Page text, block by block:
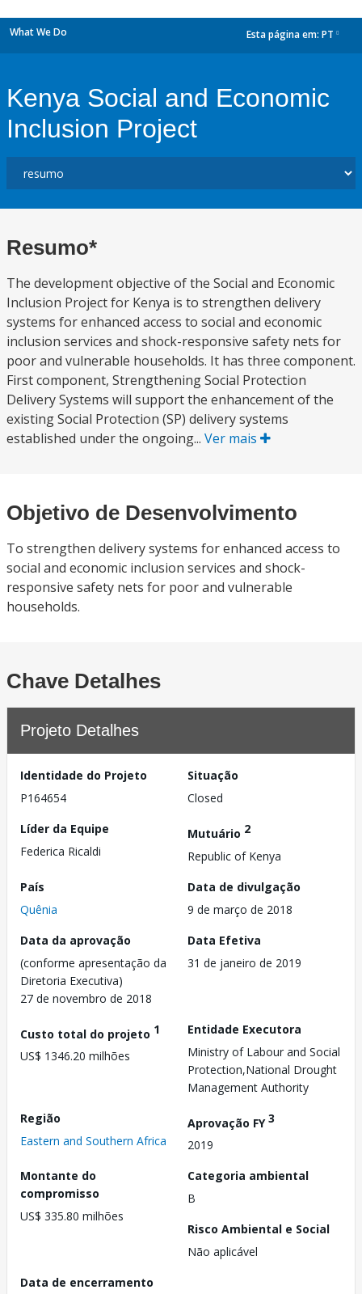
What We Do Esta página em: PT
Kenya Social and Economic
Inclusion Project
Resumo*
The development objective of the Social and Economic
Inclusion Project for Kenya is to strengthen delivery
systems for enhanced access to social and economic
inclusion services and shock-responsive safety nets for
poor and vulnerable households. It has three component.
First component, Strengthening Social Protection
Delivery Systems will support the enhancement of the
existing Social Protection (SP) delivery systems
established under the ongoing... Ver mais
Objetivo de Desenvolvimento
To strengthen delivery systems for enhanced access to
social and economic inclusion services and shock-
responsive safety nets for poor and vulnerable
households.
Chave Detalhes
Projeto Detalhes
Identidade do Projeto
P164654
Situação
Closed
Líder da Equipe
Federica Ricaldi
Mutuário 2
Republic of Kenya
País
Quênia
Data de divulgação
9 de março de 2018
Data da aprovação
(conforme apresentação da
Diretoria Executiva)
27 de novembro de 2018
Data Efetiva
31 de janeiro de 2019
Custo total do projeto 1
US$ 1346.20 milhões
Entidade Executora
Ministry of Labour and Social
Protection,National Drought
Management Authority
Região
Eastern and Southern Africa
Aprovação FY3
2019
Montante do
compromisso
US$ 335.80 milhões
Categoria ambiental
B
Risco Ambiental e Social
Não aplicável
Data de encerramento